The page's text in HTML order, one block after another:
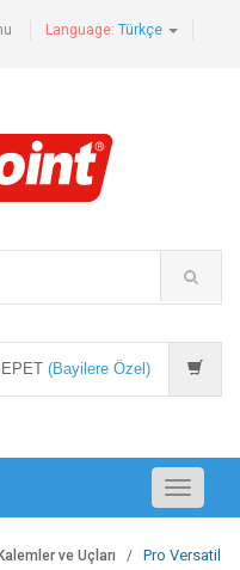
Language: Türkçe
(Bayilere Özel)
Toggle
ve Uçları
Pro Versatil